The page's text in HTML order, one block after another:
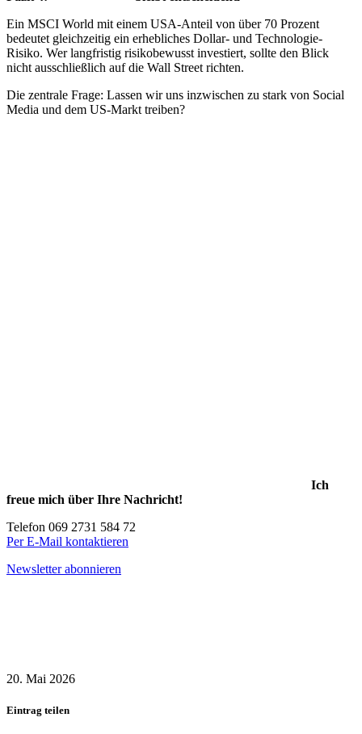
Ein MSCI World mit einem USA-Anteil von über 70 Prozent
bedeutet gleichzeitig ein erhebliches Dollar- und Technologie-
Risiko. Wer langfristig risikobewusst investiert, sollte den Blick
nicht ausschließlich auf die Wall Street richten.
Die zentrale Frage: Lassen wir uns inzwischen zu stark von Social
Media und dem US-Markt treiben?
Ich
freue mich über Ihre Nachricht!
Telefon 069 2731 584 72
Per E-Mail kontaktieren
Newsletter abonnieren
20. Mai 2026
Eintrag teilen